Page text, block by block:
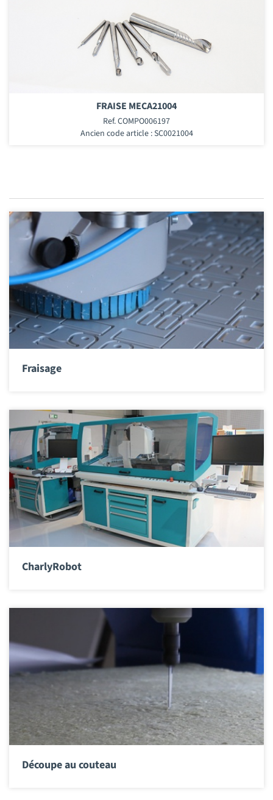
FRAISE MECA21004
Ref. COMPO006197
Ancien code article : SC0021004
Fraisage
CharlyRobot
Découpe au couteau